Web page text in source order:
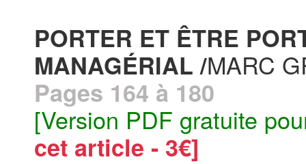
PORTER ET ÊTRE
MANAGÉRIAL /MARC
Pages 164 à 180
[Version PDF gratuite
cet article - 3€]